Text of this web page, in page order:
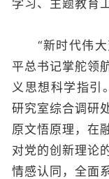
学习、主题教育
“新时代伟大
平总书记掌舵领
义思想科学指引
研究室综合调研
原文悟原理，在
对党的创新理论
情感认同，全面